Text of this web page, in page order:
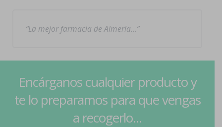
La mejor farmacia de Almería…
Encárganos cualquier producto y
te lo preparamos para que vengas
a recogerlo...